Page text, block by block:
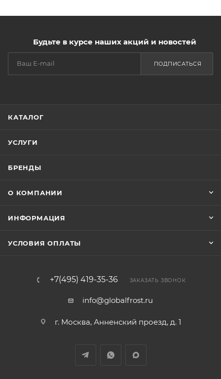
Будьте в курсе наших акций и новостей
ПОДПИСАТЬСЯ
КАТАЛОГ
УСЛУГИ
БРЕНДЫ
О КОМПАНИИ
ИНФОРМАЦИЯ
УСЛОВИЯ ОПЛАТЫ
+7(495) 419-35-36 ЗАКАЗАТЬ ЗВОНОК
info@globalfrost.ru
г. Москва, Анненский проезд, д. 1